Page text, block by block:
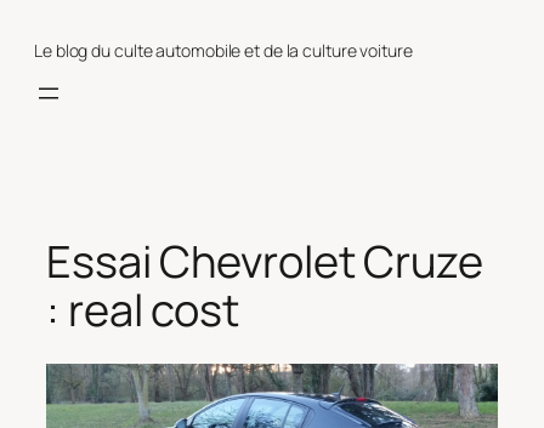
Le blog du culte automobile et de la culture voiture
Essai Chevrolet Cruze
: real cost